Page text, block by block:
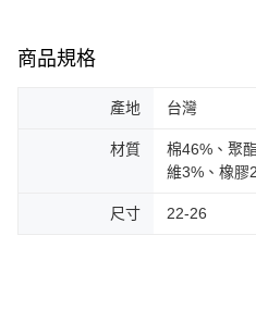
商品規格
產地 台灣
材質
棉46%、聚
維3%、橡膠
尺寸 22-26